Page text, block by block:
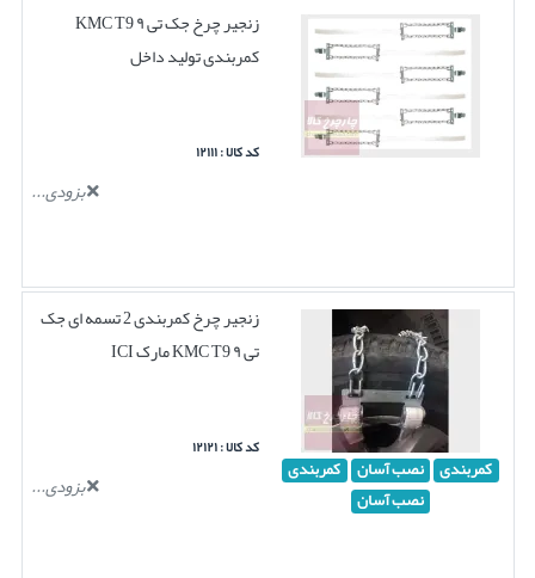
زنجیر چرخ جک تی ۹ KMC T9
کمربندی تولید داخل
کد کالا : ۱۲۱۱۱
بزودی...
کمربندی نصب آسان کمربندی
نصب آسان
زنجیر چرخ کمربندی 2 تسمه ای جک
تی ۹ KMC T9 مارک ICI
کد کالا : ۱۲۱۲۱
بزودی...